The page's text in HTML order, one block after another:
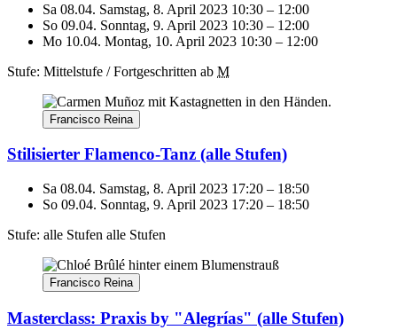
Sa 08.04. Samstag, 8. April 2023 10:30 – 12:00
So 09.04. Sonntag, 9. April 2023 10:30 – 12:00
Mo 10.04. Montag, 10. April 2023 10:30 – 12:00
Stufe: Mittelstufe / Fortgeschritten ab M
Francisco Reina
Stilisierter Flamenco-Tanz (alle Stufen)
Sa 08.04. Samstag, 8. April 2023 17:20 – 18:50
So 09.04. Sonntag, 9. April 2023 17:20 – 18:50
Stufe: alle Stufen alle Stufen
Francisco Reina
Masterclass: Praxis by "Alegrías" (alle Stufen)